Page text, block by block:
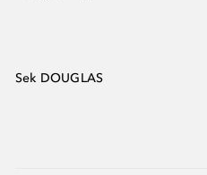
Sek DOUGLAS